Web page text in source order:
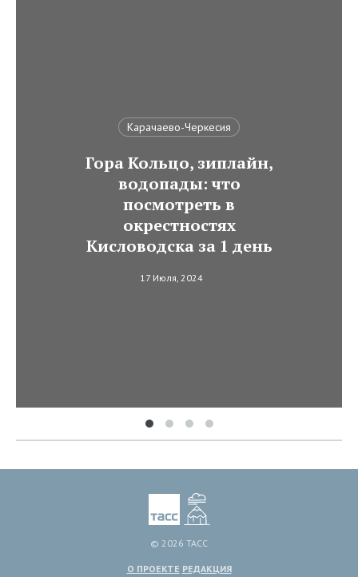
Карачаево-Черкесия
Гора Кольцо, зиплайн,
водопады: что
посмотреть в
окрестностях
Кисловодска за 1 день
17 Июля, 2024
© 2026 ТАСС
О ПРОЕКТЕ РЕДАКЦИЯ